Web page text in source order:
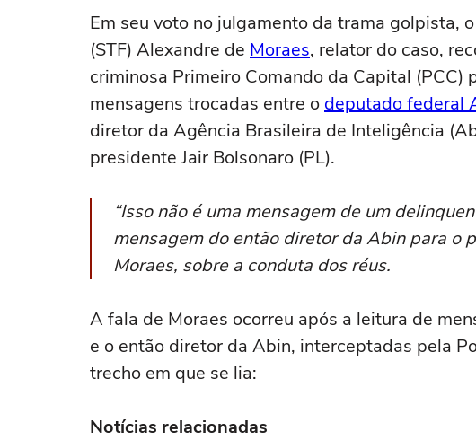
Em seu voto no julgamento da trama golpista, o
(STF) Alexandre de Moraes, relator do caso,
criminosa Primeiro Comando da Capital (PCC)
mensagens trocadas entre o deputado federal
diretor da Agência Brasileira de Inteligência
presidente Jair Bolsonaro (PL).
“Isso não é uma mensagem de um
mensagem do então diretor da Abin para o
Moraes, sobre a conduta dos réus.
A fala de Moraes ocorreu após a leitura de
e o então diretor da Abin, interceptadas pela
trecho em que se lia:
Notícias relacionadas